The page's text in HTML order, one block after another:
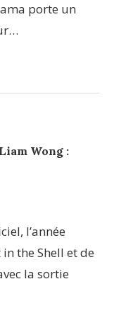
porte un
Wong :
l’année
the Shell et de
la sortie